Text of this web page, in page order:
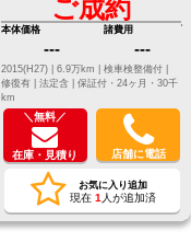
ご成約
本体価格
---
諸費用
---
2015(H27) | 6.9万km |
検車検整備付 |
修復有 | 法定含 | 保証付・24ヶ月・30千
km
＼無料／
在庫・見積り 店舗に電話
お気に入り追加
現在 1 人が追加済